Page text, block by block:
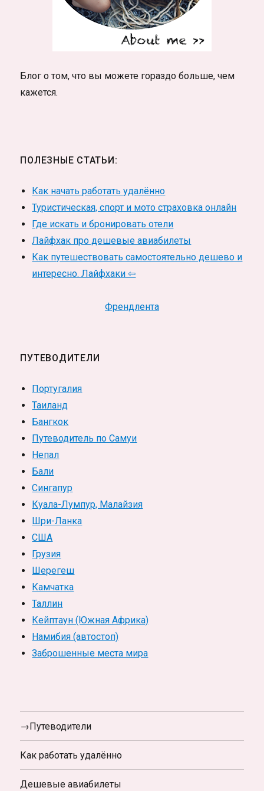
Блог о том, что вы можете гораздо больше, чем
кажется.
ПОЛЕЗНЫЕ СТАТЬИ:
Как начать работать удалённо
Туристическая, спорт и мото страховка онлайн
Где искать и бронировать отели
Лайфхак про дешевые авиабилеты
Как путешествовать самостоятельно дешево и
интересно. Лайфхаки ⇦
Френдлента
ПУТЕВОДИТЕЛИ
Португалия
Таиланд
Бангкок
Путеводитель по Самуи
Непал
Бали
Сингапур
Куала-Лумпур, Малайзия
Шри-Ланка
США
Грузия
Шерегеш
Камчатка
Таллин
Кейптаун (Южная Африка)
Намибия (автостоп)
Заброшенные места мира
→Путеводители
Как работать удалённо
Дешевые авиабилеты